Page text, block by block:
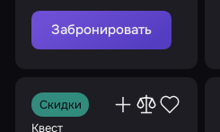
Забронировать
Скидки
Квест